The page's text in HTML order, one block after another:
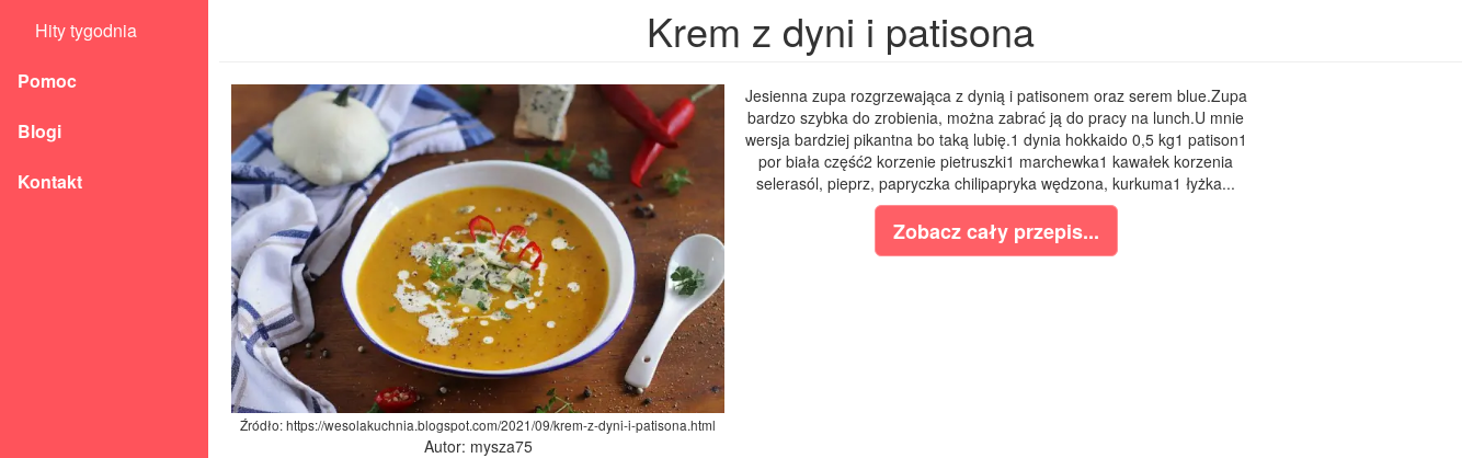
Hity tygodnia
Pomoc
Blogi
Kontakt
Krem z dyni i patisona
Źródło: https://wesolakuchnia.blogspot.com/2021/09/krem-z-dyni-i-patisona.html
Autor: mysza75
Jesienna zupa rozgrzewająca z dynią i patisonem oraz serem blue.Zupa
bardzo szybka do zrobienia, można zabrać ją do pracy na lunch.U mnie
wersja bardziej pikantna bo taką lubię.1 dynia hokkaido 0,5 kg1 patison1
por biała część2 korzenie pietruszki1 marchewka1 kawałek korzenia
selerasól, pieprz, papryczka chilipapryka wędzona, kurkuma1 łyżka...
Zobacz cały przepis...